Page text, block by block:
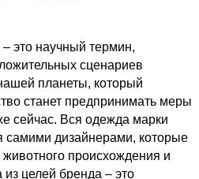
это научный термин,
сценариев
планеты, который
станет предпринимать меры
сейчас. Вся одежда марки
самими дизайнерами, которые
происхождения и
из целей бренда – это